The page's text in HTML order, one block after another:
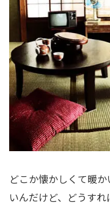
どこか懐かしくて暖
いんだけど、どうす